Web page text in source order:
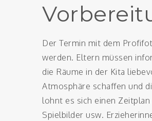
Der Termin mit dem
werden. Eltern müssen
die Räume in der Kita
Atmosphäre schaffen und
lohnt es sich einen
Spielbilder usw.